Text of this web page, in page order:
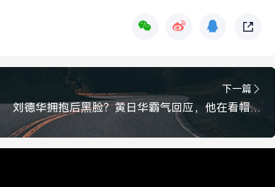
下一篇
刘德华拥抱后黑脸？黄日华霸气回应，他在看帽子！刘德华拥抱后黑脸？黄日华霸气回应，他在看帽子！